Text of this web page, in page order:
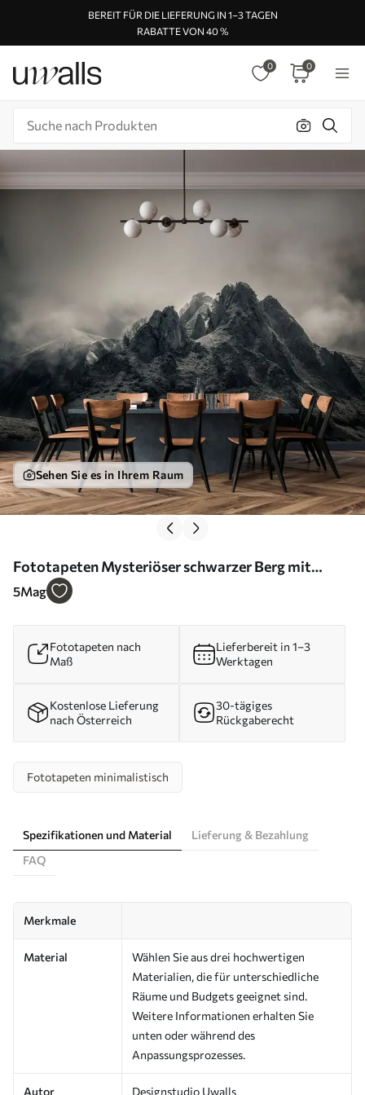
BEREIT FÜR DIE LIEFERUNG IN 1–3 TAGEN
RABATTE VON 40 %
0 0
Sehen Sie es in Ihrem Raum
Fototapeten Mysteriöser schwarzer Berg mit
dramatisch bewölktem Himmel N° u96473
5Mag
Fototapeten nach
Maß
Lieferbereit in 1–3
Werktagen
Kostenlose Lieferung
nach Österreich
30-tägiges
Rückgaberecht
Fototapeten minimalistisch
Spezifikationen und Material
Lieferung & Bezahlung
FAQ
Merkmale
Material
Wählen Sie aus drei hochwertigen
Materialien, die für unterschiedliche
Räume und Budgets geeignet sind.
Weitere Informationen erhalten Sie
unten oder während des
Anpassungsprozesses.
Autor Designstudio Uwalls